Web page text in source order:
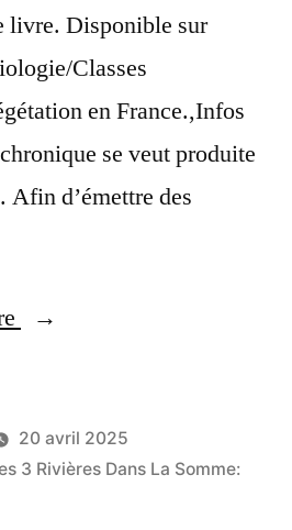
livre. Disponible sur
Classes
en France.,Infos
se veut produite
d’émettre des
« Actualités
retraite
20 avril 2025
3 Rivières Dans La Somme: